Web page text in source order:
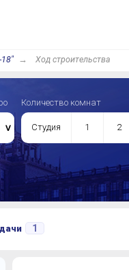
Ход строительства
Количество комнат
Студия 1 2
1